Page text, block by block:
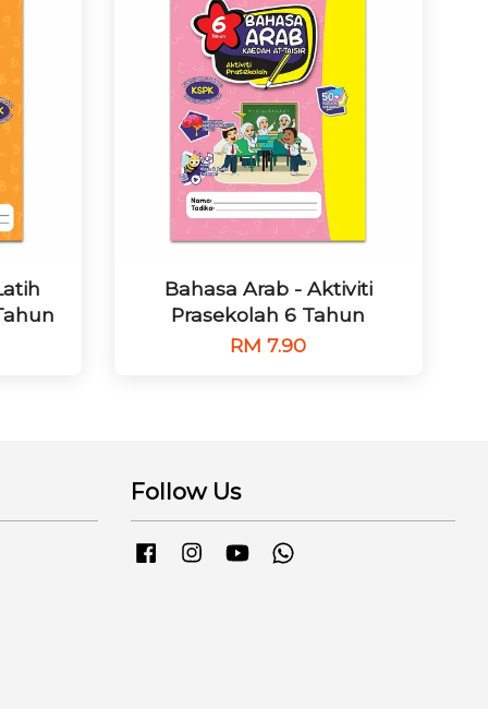
Bahasa Arab - Aktiviti
Prasekolah 6 Tahun
RM 7.90
Follow Us
FacebookInstagramYouTube